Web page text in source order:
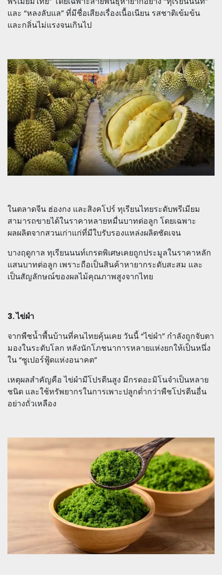
และ “หลงลับแล” ที่มีชื่อเสียงเรื่องเนื้อเนียน รสชาติเข้มข้น
และกลิ่นไม่แรงจนเกินไป
ในตลาดจีน ฮ่องกง และสิงคโปร์ ทุเรียนไทยระดับพรีเมียม
สามารถขายได้ในราคาหลายหมื่นบาทต่อลูก โดยเฉพาะ
ผลผลิตจากสวนเก่าแก่ที่มีใบรับรองแหล่งผลิตชัดเจน
บางฤดูกาล ทุเรียนนนท์เกรดพิเศษเคยถูกประมูลในราคาหลัก
แสนบาทต่อลูก เพราะถือเป็นสินค้าหายากระดับสะสม และ
เป็นสัญลักษณ์ของผลไม้คุณภาพสูงจากไทย
3. ไข่ผำ
จากพืชน้ำพื้นบ้านที่คนไทยคุ้นเคย วันนี้ “ไข่ผำ” กำลังถูกจับตา
มองในระดับโลก หลังนักโภชนาการหลายแห่งยกให้เป็นหนึ่ง
ใน “ซูเปอร์ฟู้ดแห่งอนาคต”
เหตุผลสำคัญคือ ไข่ผำมีโปรตีนสูง มีกรดอะมิโนจำเป็นหลาย
ชนิด และใช้ทรัพยากรในการเพาะปลูกต่ำกว่าพืชโปรตีนอื่น
อย่างถั่วเหลือง